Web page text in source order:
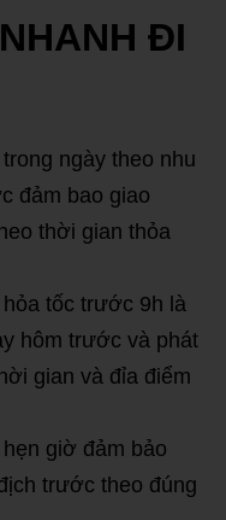
ĐI
ngày theo nhu
đảm bao giao
thời gian thỏa
tốc trước 9h là
hôm trước và phát
gian và đỉa điểm
giờ đảm bảo
trước theo đúng